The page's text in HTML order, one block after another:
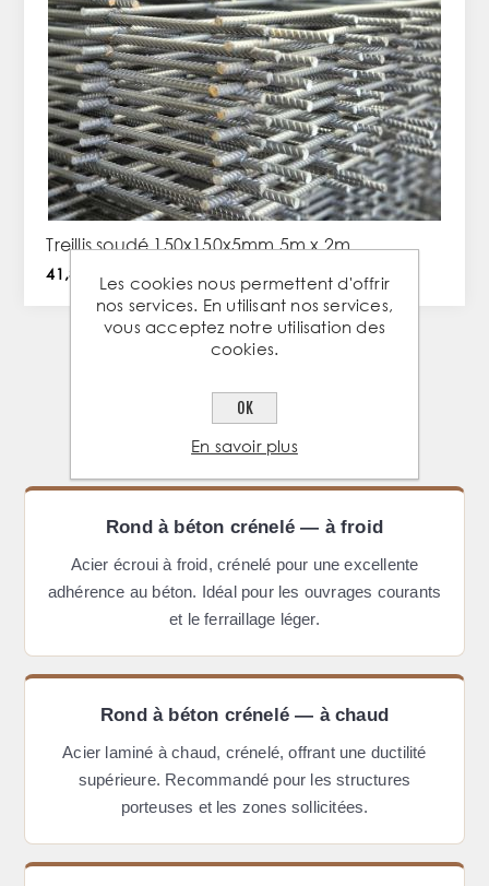
Treillis soudé 150x150x5mm 5m x 2m
41,35 € TTC / PC
3
NOS PRODUITS D'ARMATURE
Rond à béton crénelé — à froid
Acier écroui à froid, crénelé pour une excellente
adhérence au béton. Idéal pour les ouvrages courants
et le ferraillage léger.
Rond à béton crénelé — à chaud
Acier laminé à chaud, crénelé, offrant une ductilité
supérieure. Recommandé pour les structures
porteuses et les zones sollicitées.
Les cookies nous permettent d'offrir
nos services. En utilisant nos services,
vous acceptez notre utilisation des
cookies.
OK
En savoir plus